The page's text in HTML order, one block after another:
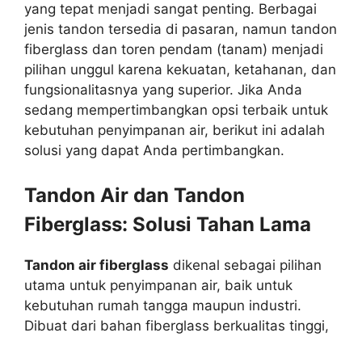
yang tepat menjadi sangat penting. Berbagai
jenis tandon tersedia di pasaran, namun tandon
fiberglass dan toren pendam (tanam) menjadi
pilihan unggul karena kekuatan, ketahanan, dan
fungsionalitasnya yang superior. Jika Anda
sedang mempertimbangkan opsi terbaik untuk
kebutuhan penyimpanan air, berikut ini adalah
solusi yang dapat Anda pertimbangkan.
Tandon Air dan Tandon
Fiberglass: Solusi Tahan Lama
Tandon air fiberglass dikenal sebagai pilihan
utama untuk penyimpanan air, baik untuk
kebutuhan rumah tangga maupun industri.
Dibuat dari bahan fiberglass berkualitas tinggi,